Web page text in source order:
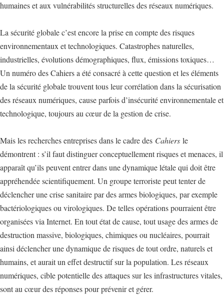
humaines et aux vulnérabilités structurelles des réseaux numériques.
La sécurité globale c’est encore la prise en compte des risques
environnementaux et technologiques. Catastrophes naturelles,
industrielles, évolutions démographiques, flux, émissions toxiques…
Un numéro des Cahiers a été consacré à cette question et les éléments
de la sécurité globale trouvent tous leur corrélation dans la sécurisation
des réseaux numériques, cause parfois d’insécurité environnementale et
technologique, toujours au cœur de la gestion de crise.
Mais les recherches entreprises dans le cadre des Cahiers le
démontrent : s’il faut distinguer conceptuellement risques et menaces, il
apparaît qu’ils peuvent entrer dans une dynamique létale qui doit être
appréhendée scientifiquement. Un groupe terroriste peut tenter de
déclencher une crise sanitaire par des armes biologiques, par exemple
bactériologiques ou virologiques. De telles opérations pourraient être
organisées via Internet. En tout état de cause, tout usage des armes de
destruction massive, biologiques, chimiques ou nucléaires, pourrait
ainsi déclencher une dynamique de risques de tout ordre, naturels et
humains, et aurait un effet destructif sur la population. Les réseaux
numériques, cible potentielle des attaques sur les infrastructures vitales,
sont au cœur des réponses pour prévenir et gérer.